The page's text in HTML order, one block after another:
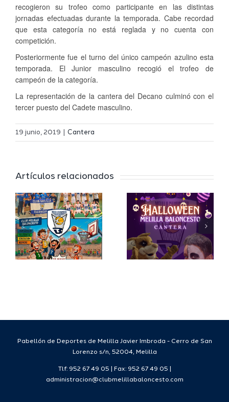
recogieron su trofeo como participante en las distintas
jornadas efectuadas durante la temporada. Cabe recordad
que esta categoría no está reglada y no cuenta con
competición.
Posteriormente fue el turno del único campeón azulino esta
temporada. El Junior masculino recogió el trofeo de
campeón de la categoría.
La representación de la cantera del Decano culminó con el
tercer puesto del Cadete masculino.
19 junio, 2019 Cantera
Artículos relacionados
Halloween
llega a la
cantera
del Club
Melilla
para la
cantera
del Club
Melilla
Pabellón de Deportes de Melilla Javier Imbroda - Cerro de San
Lorenzo s/n, 52004, Melilla
Tlf: 952 67 49 05 | Fax: 952 67 49 05 |
administracion@clubmelillabaloncesto.com